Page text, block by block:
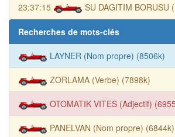
23:37:15 SU DAGITIM BORUSU
Recherches de mots-clés
LAYNER (Nom propre) (8506k)
ZORLAMA (Verbe) (7898k)
OTOMATIK VITES (Adjectif)
PANELVAN (Nom propre) (6844k)